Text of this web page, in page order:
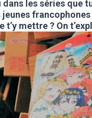
les séries que
mettre ? On